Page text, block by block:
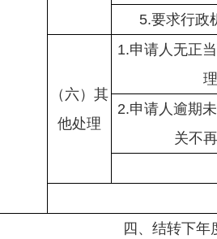
5.要求行政
（六）其
他处理
1.申请人无正
2.申请人逾期
关不
四、结转下年